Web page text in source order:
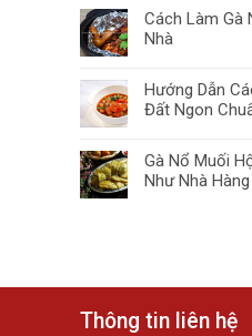
Cách Làm Gà
Nhà
Hướng Dẫn
Đất Ngon
Gà Nổ Muối
Như Nhà Hàng
Thông tin liên hệ